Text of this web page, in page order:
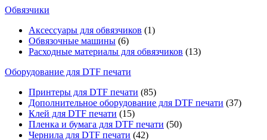
Обвязчики
Аксессуары для обвязчиков (1)
Обвязочные машины (6)
Расходные материалы для обвязчиков (13)
Оборудование для DTF печати
Принтеры для DTF печати (85)
Дополнительное оборудование для DTF печати (37)
Клей для DTF печати (15)
Пленка и бумага для DTF печати (50)
Чернила для DTF печати (42)